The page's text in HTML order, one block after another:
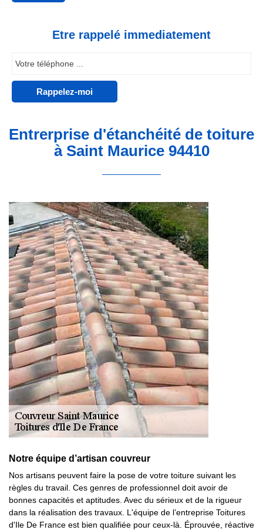
Etre rappelé immediatement
Entrerprise d'étanchéité de toiture
à Saint Maurice 94410
Notre équipe d’artisan couvreur
Nos artisans peuvent faire la pose de votre toiture suivant les
règles du travail. Ces genres de professionnel doit avoir de
bonnes capacités et aptitudes. Avec du sérieux et de la rigueur
dans la réalisation des travaux. L'équipe de l’entreprise Toitures
d'Ile De France est bien qualifiée pour ceux-là. Éprouvée, réactive